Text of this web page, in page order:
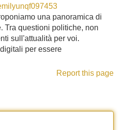
una panoramica di
Tra questioni politiche, non
sull'attualità per voi.
per essere
Report this page